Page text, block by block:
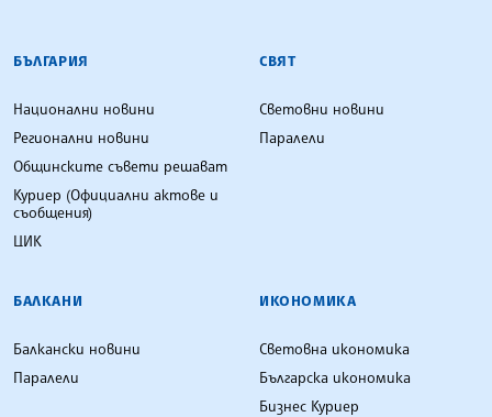
БЪЛГАРСКА ТЕЛЕГРАФНА АГЕНЦИЯ
БЪЛГАРИЯ
Национални новини
Регионални новини
Общинските съвети решават
Куриер (Официални актове и
съобщения)
ЦИК
СВЯТ
Световни новини
Паралели
БАЛКАНИ
Балкански новини
Паралели
ИКОНОМИКА
Световна икономика
Българска икономика
Бизнес Куриер